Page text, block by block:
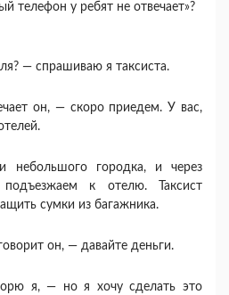
телефон у ребят не отвечает»?
— спрашиваю я так­систа.
он, — скоро при­едем. У вас,
небольшого городка, и че­рез
к отелю. Так­сист
сумки из багаж­ника.
он, — давайте деньги.
я, — но я хочу сде­лать это